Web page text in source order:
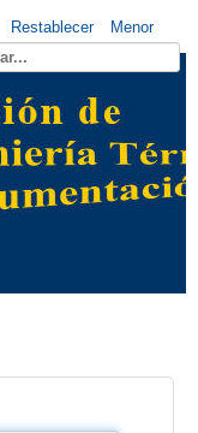
Restablecer Menor